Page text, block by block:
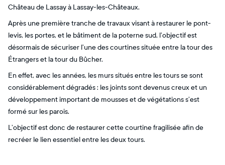
Château de Lassay à Lassay-les-Châteaux.
Après une première tranche de travaux visant à restaurer le pont-
levis, les portes, et le bâtiment de la poterne sud, l’objectif est
désormais de sécuriser l’une des courtines située entre la tour des
Étrangers et la tour du Bûcher.
En effet, avec les années, les murs situés entre les tours se sont
considérablement dégradés : les joints sont devenus creux et un
développement important de mousses et de végétations s’est
formé sur les parois.
L’objectif est donc de restaurer cette courtine fragilisée afin de
recréer le lien essentiel entre les deux tours.